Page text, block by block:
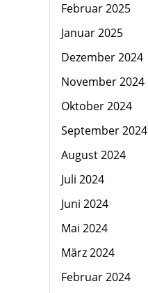
Februar 2025
Januar 2025
Dezember 2024
November 2024
Oktober 2024
September 2024
August 2024
Juli 2024
Juni 2024
Mai 2024
März 2024
Februar 2024